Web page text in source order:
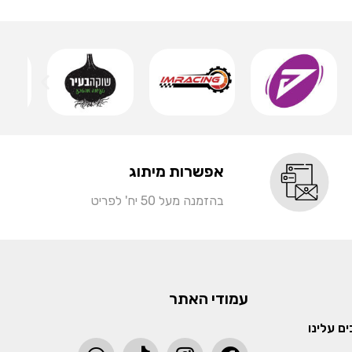
אפשרות מיתוג
בהזמנה מעל 50 יח' לפריט
עלינו
עמודי האתר